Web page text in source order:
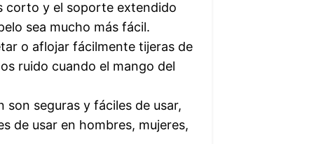
corto y el soporte extendido
sea mucho más fácil.
o aflojar fácilmente tijeras de
ruido cuando el mango del
seguras y fáciles de usar,
de usar en hombres, mujeres,